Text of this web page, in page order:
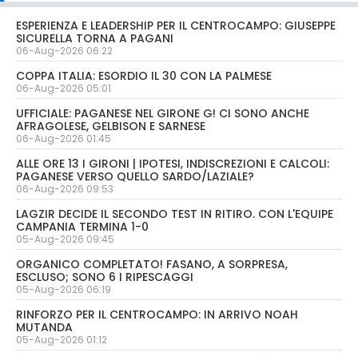
ESPERIENZA E LEADERSHIP PER IL CENTROCAMPO: GIUSEPPE
SICURELLA TORNA A PAGANI
06-Aug-2026 06:22
COPPA ITALIA: ESORDIO IL 30 CON LA PALMESE
06-Aug-2026 05:01
UFFICIALE: PAGANESE NEL GIRONE G! CI SONO ANCHE
AFRAGOLESE, GELBISON E SARNESE
06-Aug-2026 01:45
ALLE ORE 13 I GIRONI | IPOTESI, INDISCREZIONI E CALCOLI:
PAGANESE VERSO QUELLO SARDO/LAZIALE?
06-Aug-2026 09:53
LAGZIR DECIDE IL SECONDO TEST IN RITIRO. CON L'EQUIPE
CAMPANIA TERMINA 1-0
05-Aug-2026 09:45
ORGANICO COMPLETATO! FASANO, A SORPRESA,
ESCLUSO; SONO 6 I RIPESCAGGI
05-Aug-2026 06:19
RINFORZO PER IL CENTROCAMPO: IN ARRIVO NOAH
MUTANDA
05-Aug-2026 01:12